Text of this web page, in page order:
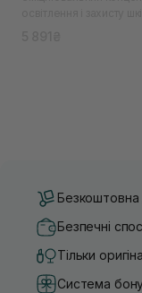
Безкоштовна
Безпечні
Тільки
Система